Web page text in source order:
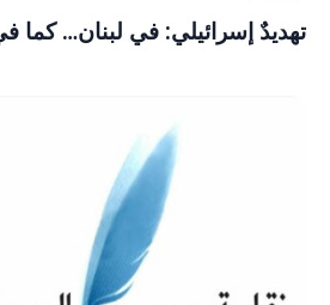
تهديدٌ إسرائيلي: في لبنان…